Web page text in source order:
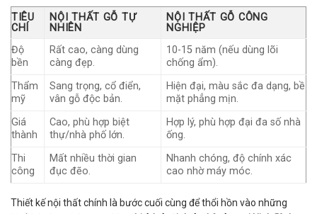
TIÊU
CHÍ
NỘI THẤT GỖ TỰ
NHIÊN
NỘI THẤT GỖ CÔNG
NGHIỆP
Độ
bền
Rất cao, càng dùng
càng đẹp.
10-15 năm (nếu dùng lõi
chống ẩm).
Thẩm
mỹ
Sang trọng, cổ điển,
vân gỗ độc bản.
Hiện đại, màu sắc đa dạng, bề
mặt phẳng mịn.
Giá
thành
Cao, phù hợp biệt
thự/nhà phố lớn.
Hợp lý, phù hợp đại đa số nhà
ống.
Thi
công
Mất nhiều thời gian
đục đẽo.
Nhanh chóng, độ chính xác
cao nhờ máy móc.
Thiết kế nội thất chính là bước cuối cùng để thổi hồn vào những